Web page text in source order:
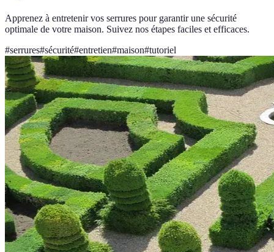
Apprenez à entretenir vos serrures pour garantir une sécurité
optimale de votre maison. Suivez nos étapes faciles et efficaces.
#serrures#sécurité#entretien#maison#tutoriel